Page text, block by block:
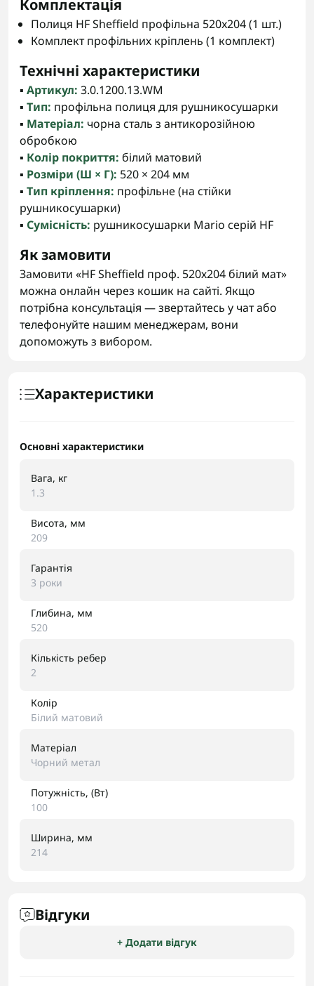
Комплектація
Полиця HF Sheffield профільна 520x204 (1 шт.)
Комплект профільних кріплень (1 комплект)
Технічні характеристики
▪️ Артикул: 3.0.1200.13.WM
▪️ Тип: профільна полиця для рушникосушарки
▪️ Матеріал: чорна сталь з антикорозійною
обробкою
▪️ Колір покриття: білий матовий
▪️ Розміри (Ш × Г): 520 × 204 мм
▪️ Тип кріплення: профільне (на стійки
рушникосушарки)
▪️ Сумісність: рушникосушарки Mario серій HF
Як замовити
Замовити «HF Sheffield проф. 520х204 білий мат»
можна онлайн через кошик на сайті. Якщо
потрібна консультація — звертайтесь у чат або
телефонуйте нашим менеджерам, вони
допоможуть з вибором.
Характеристики
Основні характеристики
Вага, кг
1.3
Висота, мм
209
Гарантія
3 роки
Глибина, мм
520
Кількість ребер
2
Колір
Білий матовий
Матеріал
Чорний метал
Потужність, (Вт)
100
Ширина, мм
214
Відгуки
+ Додати відгук